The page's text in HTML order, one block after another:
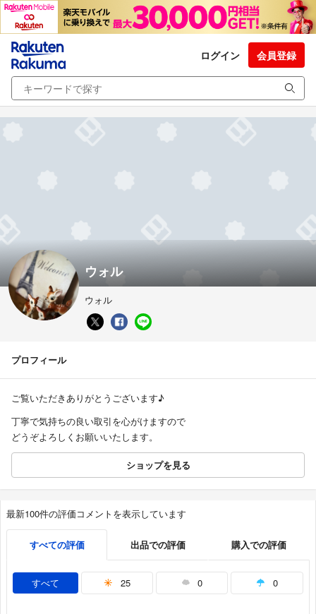
ログイン 会員登録
ウォル
ウォル
プロフィール
ご覧いただきありがとうございます♪
丁寧で気持ちの良い取引を心がけますので
どうぞよろしくお願いいたします。
ショップを見る
最新100件の評価コメントを表示しています
すべての評価 出品での評価 購入での評価
すべて 25 0 0